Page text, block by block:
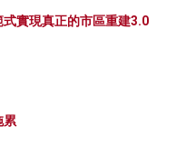
實現真正的市區重建3.0
累